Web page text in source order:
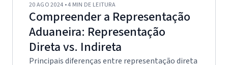
20 AGO 2024 • 4 MIN DE LEITURA
Compreender a Representação
Aduaneira: Representação
Direta vs. Indireta
Principais diferenças entre representação direta